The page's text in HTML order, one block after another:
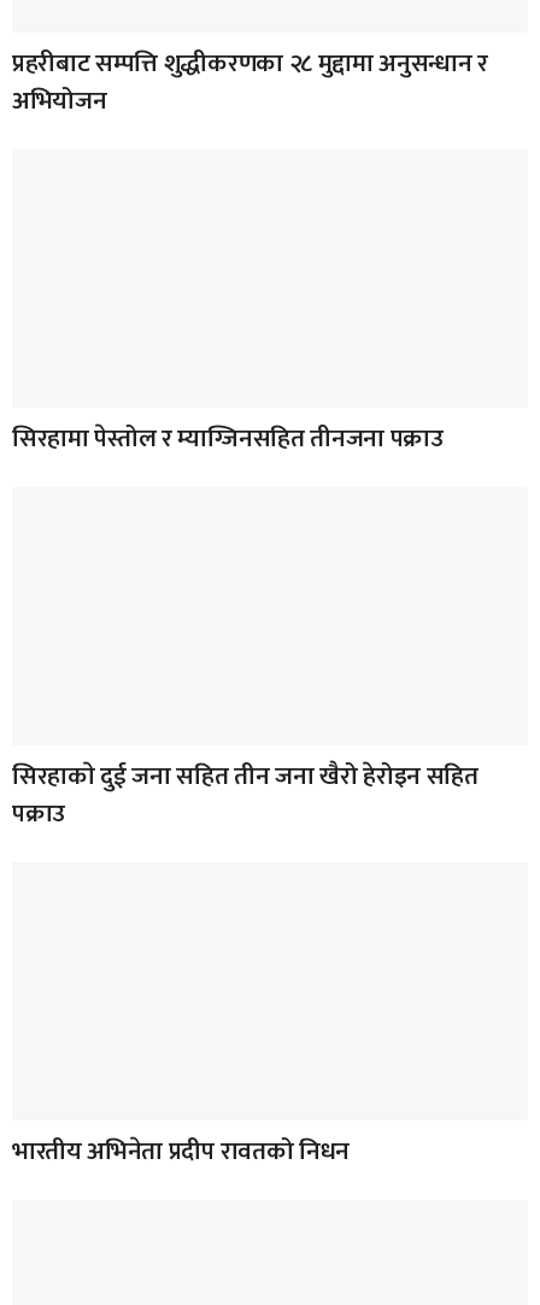
प्रहरीबाट सम्पत्ति शुद्धीकरणका २८ मुद्दामा अनुसन्धान र
अभियोजन
सिरहामा पेस्तोल र म्याग्जिनसहित तीनजना पक्राउ
सिरहाकाे दुई जना सहित तीन जना खैरो हेरोइन सहित
पक्राउ
भारतीय अभिनेता प्रदीप रावतको निधन